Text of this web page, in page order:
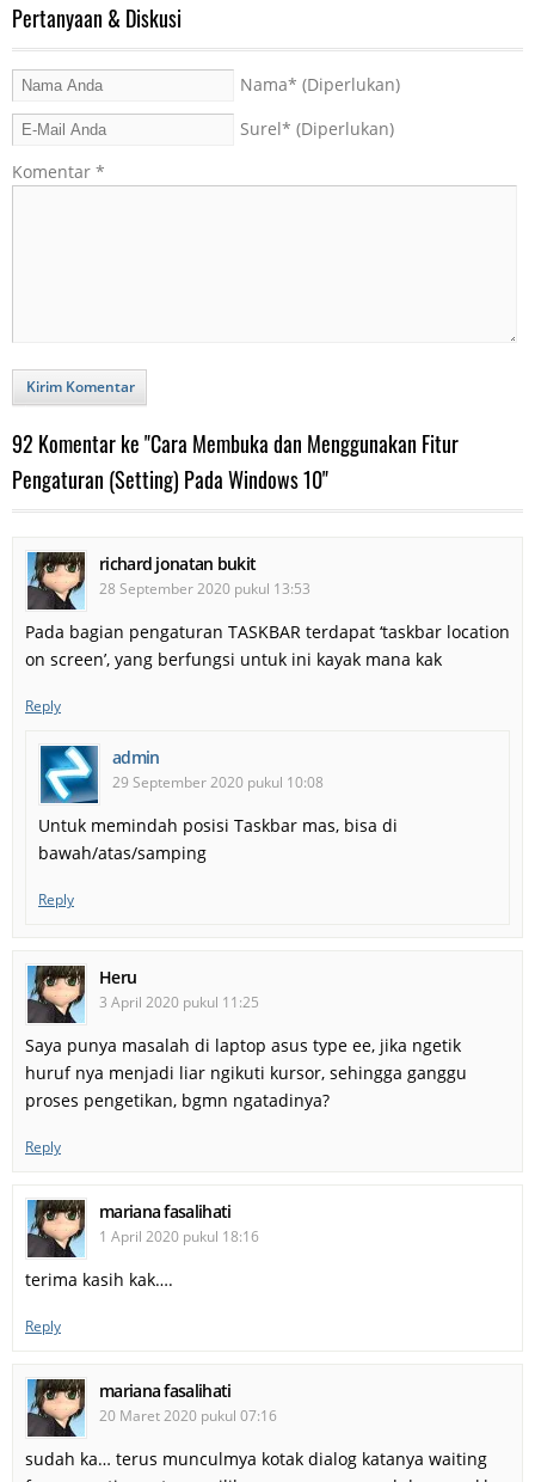
Pertanyaan & Diskusi
Nama* (Diperlukan)
Surel* (Diperlukan)
Komentar *
Kirim Komentar
92 Komentar ke "Cara Membuka dan Menggunakan Fitur
Pengaturan (Setting) Pada Windows 10"
richard jonatan bukit
28 September 2020 pukul 13:53
Pada bagian pengaturan TASKBAR terdapat ‘taskbar location
on screen’, yang berfungsi untuk ini kayak mana kak
Reply
admin
29 September 2020 pukul 10:08
Untuk memindah posisi Taskbar mas, bisa di
bawah/atas/samping
Reply
Heru
3 April 2020 pukul 11:25
Saya punya masalah di laptop asus type ee, jika ngetik
huruf nya menjadi liar ngikuti kursor, sehingga ganggu
proses pengetikan, bgmn ngatadinya?
Reply
mariana fasalihati
1 April 2020 pukul 18:16
terima kasih kak….
Reply
mariana fasalihati
20 Maret 2020 pukul 07:16
sudah ka… terus munculmya kotak dialog katanya waiting